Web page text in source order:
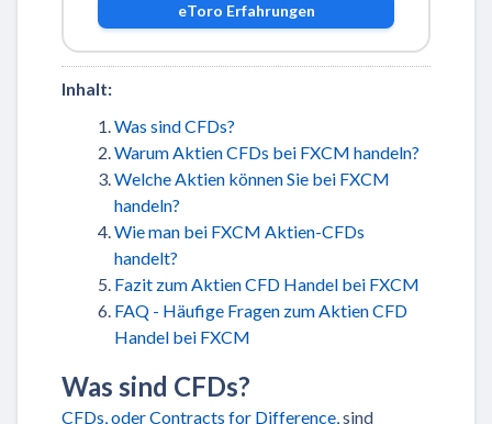
eToro Erfahrungen
Inhalt:
Was sind CFDs?
Warum Aktien CFDs bei FXCM handeln?
Welche Aktien können Sie bei FXCM
handeln?
Wie man bei FXCM Aktien-CFDs
handelt?
Fazit zum Aktien CFD Handel bei FXCM
FAQ - Häufige Fragen zum Aktien CFD
Handel bei FXCM
Was sind CFDs?
CFDs, oder Contracts for Difference,sind